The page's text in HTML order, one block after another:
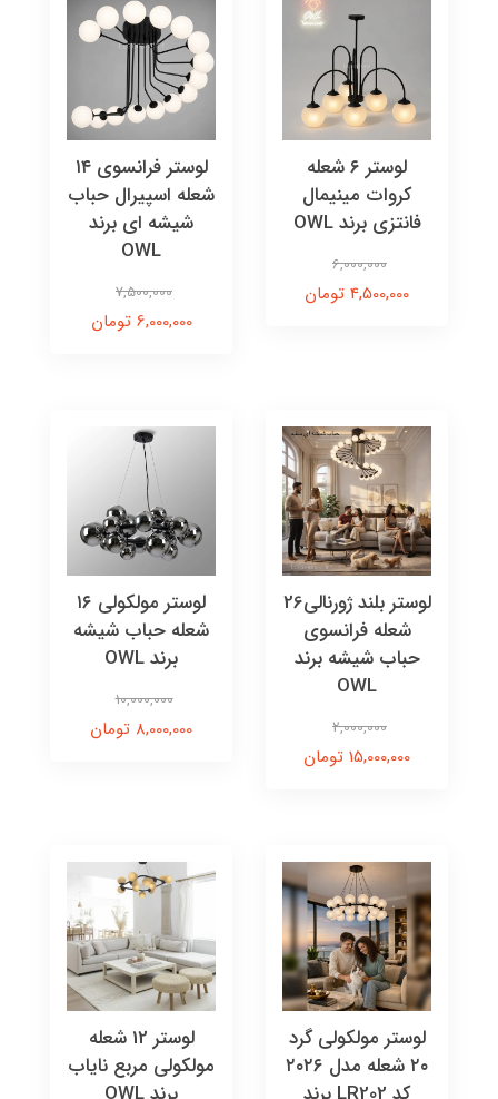
لوستر ۶ شعله
کروات مینیمال
فانتزی برند OWL
6,000,000
4,500,000 تومان
لوستر فرانسوی ۱۴
شعله اسپیرال حباب
شیشه ای برند
OWL
7,500,000
6,000,000 تومان
لوستر بلند ژورنالی26
شعله فرانسوی
حباب شیشه برند
OWL
2,000,000
15,000,000 تومان
لوستر مولکولی ۱۶
شعله حباب شیشه
برند OWL
10,000,000
8,000,000 تومان
لوستر مولکولی گرد
۲۰ شعله مدل ۲۰۲۶
لوستر 12 شعله
مولکولی مربع نایاب